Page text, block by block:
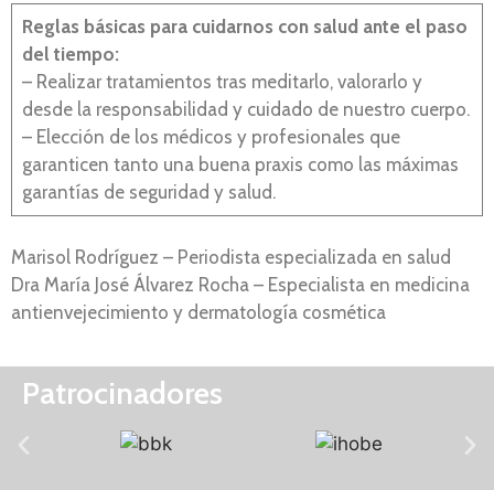
Reglas básicas para cuidarnos con salud ante el paso
del tiempo:
– Realizar tratamientos tras meditarlo, valorarlo y
desde la responsabilidad y cuidado de nuestro cuerpo.
– Elección de los médicos y profesionales que
garanticen tanto una buena praxis como las máximas
garantías de seguridad y salud.
Marisol Rodríguez – Periodista especializada en salud
Dra María José Álvarez Rocha – Especialista en medicina
antienvejecimiento y dermatología cosmética
Patrocinadores